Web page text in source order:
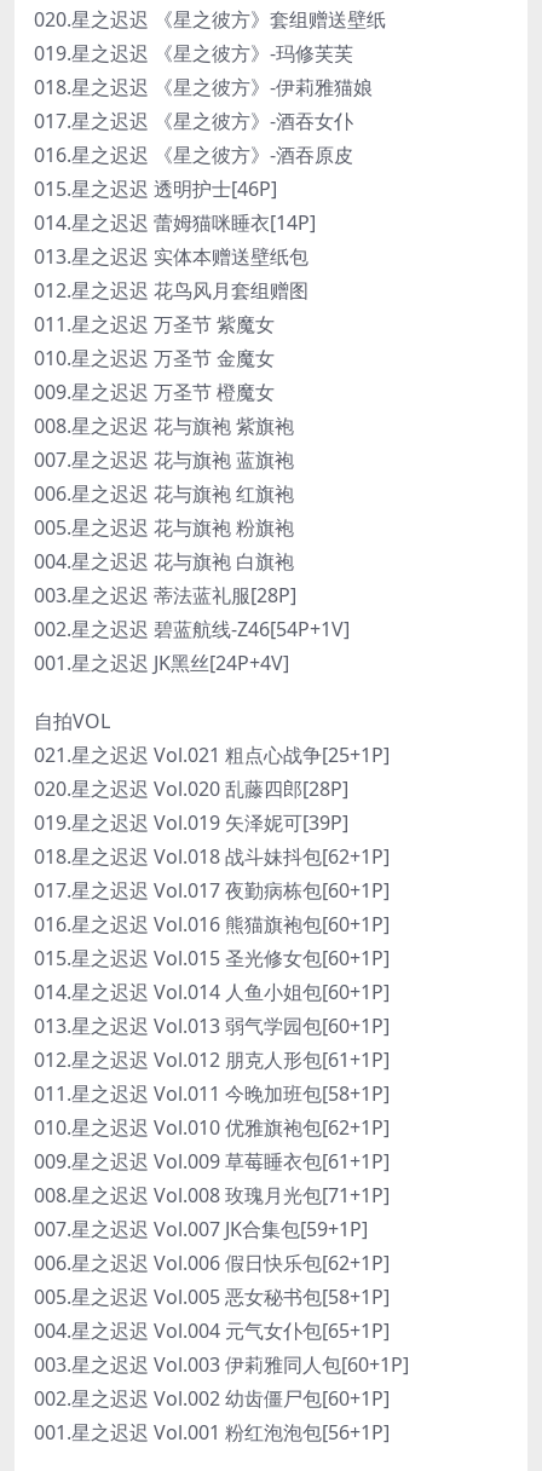
020.星之迟迟 《星之彼方》套组赠送壁纸
019.星之迟迟 《星之彼方》-玛修芙芙
018.星之迟迟 《星之彼方》-伊莉雅猫娘
017.星之迟迟 《星之彼方》-酒吞女仆
016.星之迟迟 《星之彼方》-酒吞原皮
015.星之迟迟 透明护士[46P]
014.星之迟迟 蕾姆猫咪睡衣[14P]
013.星之迟迟 实体本赠送壁纸包
012.星之迟迟 花鸟风月套组赠图
011.星之迟迟 万圣节 紫魔女
010.星之迟迟 万圣节 金魔女
009.星之迟迟 万圣节 橙魔女
008.星之迟迟 花与旗袍 紫旗袍
007.星之迟迟 花与旗袍 蓝旗袍
006.星之迟迟 花与旗袍 红旗袍
005.星之迟迟 花与旗袍 粉旗袍
004.星之迟迟 花与旗袍 白旗袍
003.星之迟迟 蒂法蓝礼服[28P]
002.星之迟迟 碧蓝航线-Z46[54P+1V]
001.星之迟迟 JK黑丝[24P+4V]
自拍VOL
021.星之迟迟 Vol.021 粗点心战争[25+1P]
020.星之迟迟 Vol.020 乱藤四郎[28P]
019.星之迟迟 Vol.019 矢泽妮可[39P]
018.星之迟迟 Vol.018 战斗妹抖包[62+1P]
017.星之迟迟 Vol.017 夜勤病栋包[60+1P]
016.星之迟迟 Vol.016 熊猫旗袍包[60+1P]
015.星之迟迟 Vol.015 圣光修女包[60+1P]
014.星之迟迟 Vol.014 人鱼小姐包[60+1P]
013.星之迟迟 Vol.013 弱气学园包[60+1P]
012.星之迟迟 Vol.012 朋克人形包[61+1P]
011.星之迟迟 Vol.011 今晚加班包[58+1P]
010.星之迟迟 Vol.010 优雅旗袍包[62+1P]
009.星之迟迟 Vol.009 草莓睡衣包[61+1P]
008.星之迟迟 Vol.008 玫瑰月光包[71+1P]
007.星之迟迟 Vol.007 JK合集包[59+1P]
006.星之迟迟 Vol.006 假日快乐包[62+1P]
005.星之迟迟 Vol.005 恶女秘书包[58+1P]
004.星之迟迟 Vol.004 元气女仆包[65+1P]
003.星之迟迟 Vol.003 伊莉雅同人包[60+1P]
002.星之迟迟 Vol.002 幼齿僵尸包[60+1P]
001.星之迟迟 Vol.001 粉红泡泡包[56+1P]